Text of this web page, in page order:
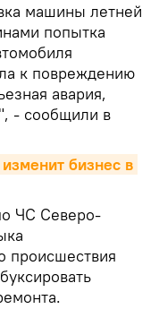
машины летней
попытка
к повреждению
авария,
- сообщили в
бизнес в
ЧС Северо-
происшествия